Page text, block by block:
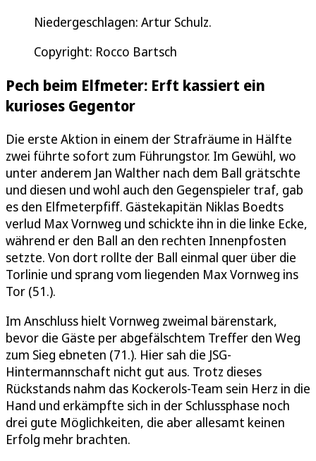
Niedergeschlagen: Artur Schulz.
Copyright: Rocco Bartsch
Pech beim Elfmeter: Erft kassiert ein
kurioses Gegentor
Die erste Aktion in einem der Strafräume in Hälfte
zwei führte sofort zum Führungstor. Im Gewühl, wo
unter anderem Jan Walther nach dem Ball grätschte
und diesen und wohl auch den Gegenspieler traf, gab
es den Elfmeterpfiff. Gästekapitän Niklas Boedts
verlud Max Vornweg und schickte ihn in die linke Ecke,
während er den Ball an den rechten Innenpfosten
setzte. Von dort rollte der Ball einmal quer über die
Torlinie und sprang vom liegenden Max Vornweg ins
Tor (51.).
Im Anschluss hielt Vornweg zweimal bärenstark,
bevor die Gäste per abgefälschtem Treffer den Weg
zum Sieg ebneten (71.). Hier sah die JSG-
Hintermannschaft nicht gut aus. Trotz dieses
Rückstands nahm das Kockerols-Team sein Herz in die
Hand und erkämpfte sich in der Schlussphase noch
drei gute Möglichkeiten, die aber allesamt keinen
Erfolg mehr brachten.